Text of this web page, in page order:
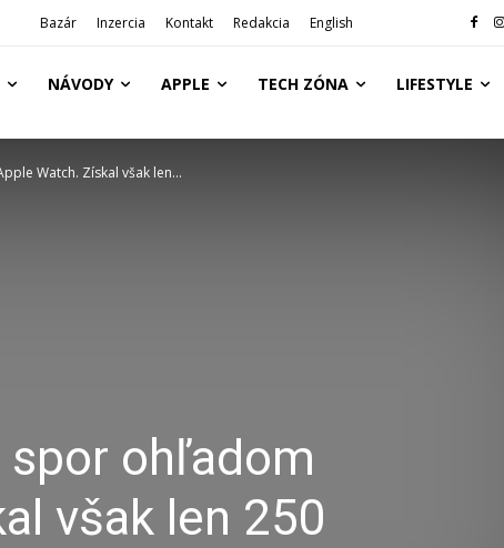
Bazár Inzercia Kontakt Redakcia English
NÁVODY APPLE TECH ZÓNA LIFESTYLE
Watch. Získal však len...
ohľadom
však len 250